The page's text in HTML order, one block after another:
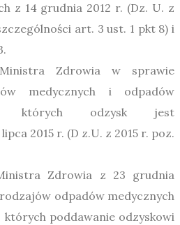
z 14 grudnia 2012 r. (Dz. U. z
art. 3 ust. 1 pkt 8) i
Ministra Zdrowia w sprawie
medycznych i odpadów
których odzysk jest
2015 r. (D z.U. z 2015 r. poz.
Zdrowia z 23 grudnia
odpadów medycznych
poddawanie odzyskowi